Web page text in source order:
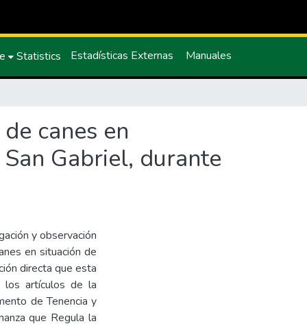
Statistics Estadísticas Externas Manuales
canes en
Gabriel, durante
y observación
en situación de
directa que esta
los artículos de la
de Tenencia y
que Regula la